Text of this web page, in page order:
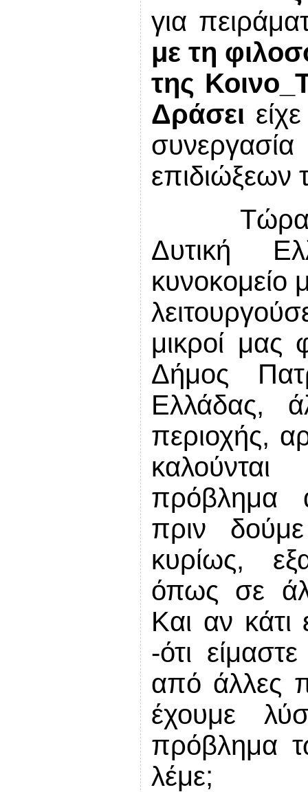
για
με τη
της
Δράσει
επιδιώξεων
Τώρα
Δυτική
κυνοκομείο
μικροί μας
Δήμος
Ελλάδας,
περιοχής,
πρόβλημα
πριν
κυρίως,
όπως σε
Και αν κάτι
-ότι
από άλλες
έχουμε
πρόβλημα
λέμε;